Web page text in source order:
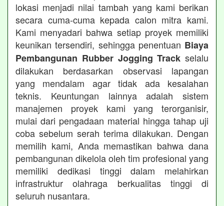
lokasi menjadi nilai tambah yang kami berikan
secara cuma-cuma kepada calon mitra kami.
Kami menyadari bahwa setiap proyek memiliki
keunikan tersendiri, sehingga penentuan Biaya
Pembangunan Rubber Jogging Track selalu
dilakukan berdasarkan observasi lapangan
yang mendalam agar tidak ada kesalahan
teknis. Keuntungan lainnya adalah sistem
manajemen proyek kami yang terorganisir,
mulai dari pengadaan material hingga tahap uji
coba sebelum serah terima dilakukan. Dengan
memilih kami, Anda memastikan bahwa dana
pembangunan dikelola oleh tim profesional yang
memiliki dedikasi tinggi dalam melahirkan
infrastruktur olahraga berkualitas tinggi di
seluruh nusantara.